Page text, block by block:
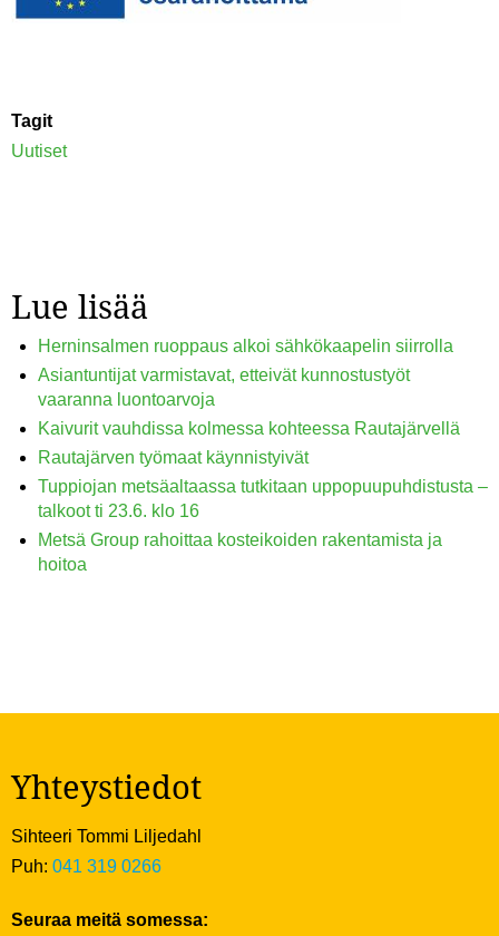
Tagit
Uutiset
Lue lisää
Herninsalmen ruoppaus alkoi sähkökaapelin siirrolla
Asiantuntijat varmistavat, etteivät kunnostustyöt
vaaranna luontoarvoja
Kaivurit vauhdissa kolmessa kohteessa Rautajärvellä
Rautajärven työmaat käynnistyivät
Tuppiojan metsäaltaassa tutkitaan uppopuupuhdistusta –
talkoot ti 23.6. klo 16
Metsä Group rahoittaa kosteikoiden rakentamista ja
hoitoa
Yhteystiedot
Sihteeri Tommi Liljedahl
Puh: 041 319 0266
Seuraa meitä somessa: